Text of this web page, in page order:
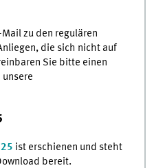
zu den regulären
die sich nicht auf
Sie bitte einen
unsere
ist erschienen und steht
bereit.